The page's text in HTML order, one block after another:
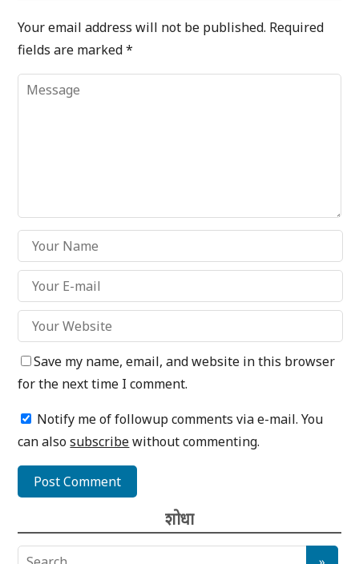
Your email address will not be published. Required
fields are marked*
Save my name, email, and website in this browser
for the next time I comment.
Notify me of followup comments via e-mail. You
can alsosubscribewithout commenting.
शोधा